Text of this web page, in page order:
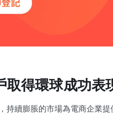
取得環球成功表
持續膨脹的市場為電商企業提